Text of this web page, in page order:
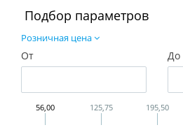
Подбор параметров
Розничная цена
От До
56,00 125,75 195,50